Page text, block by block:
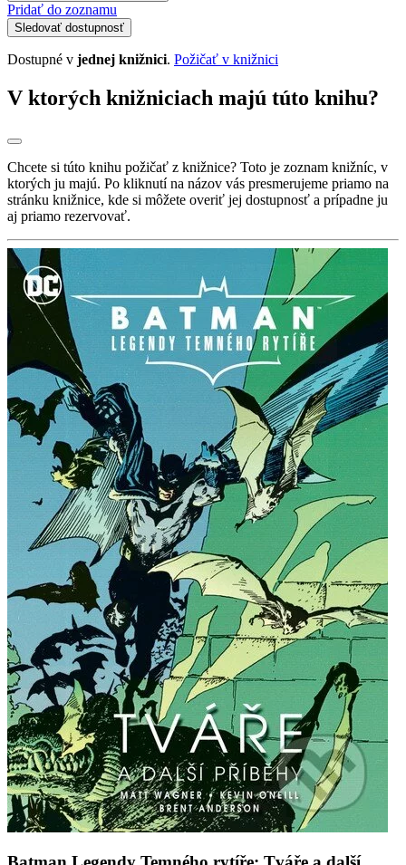
Pridať do zoznamu
Sledovať dostupnosť
Dostupné v jednej knižnici. Požičať v knižnici
V ktorých knižniciach majú túto knihu?
Chcete si túto knihu požičať z knižnice? Toto je zoznam knižníc, v
ktorých ju majú. Po kliknutí na názov vás presmerujeme priamo na
stránku knižnice, kde si môžete overiť jej dostupnosť a prípadne ju
aj priamo rezervovať.